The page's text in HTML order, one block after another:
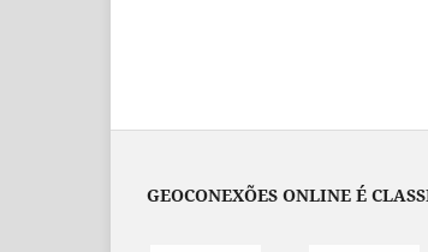
GEOCONEXÕES ONLINE É